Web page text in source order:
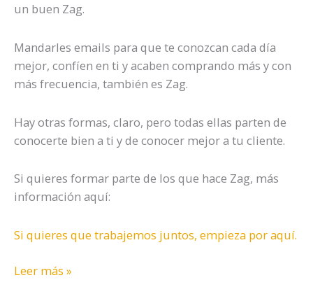
un buen Zag.
Mandarles emails para que te conozcan cada día
mejor, confíen en ti y acaben comprando más y con
más frecuencia, también es Zag.
Hay otras formas, claro, pero todas ellas parten de
conocerte bien a ti y de conocer mejor a tu cliente.
Si quieres formar parte de los que hace Zag, más
información aquí:
Si quieres que trabajemos juntos, empieza por aquí.
Leer más »